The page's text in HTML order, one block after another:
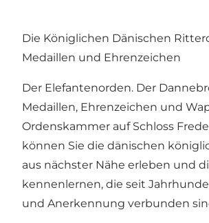
Die Königlichen Dänischen
Medaillen und Ehrenzeichen
Der Elefantenorden. Der
Medaillen, Ehrenzeichen und
Ordenskammer auf Schloss
können Sie die dänischen
aus nächster Nähe erleben und
kennenlernen, die seit
und Anerkennung verbunden